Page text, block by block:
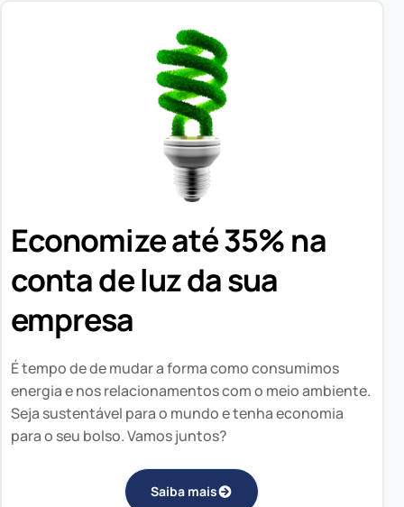
Economize até 35% na
conta de luz da sua
empresa
É tempo de de mudar a forma como consumimos
energia e nos relacionamentos com o meio ambiente.
Seja sustentável para o mundo e tenha economia
para o seu bolso. Vamos juntos?
Saiba mais